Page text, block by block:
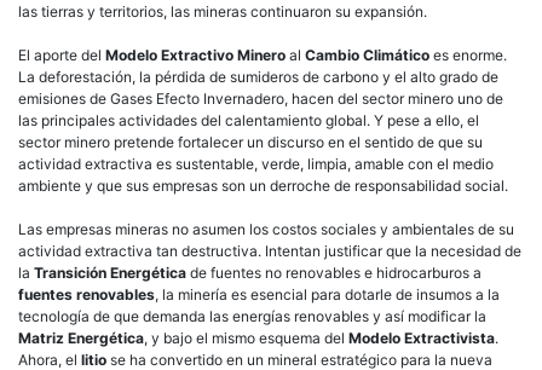
las tierras y territorios, las mineras continuaron su expansión.
El aporte del Modelo Extractivo Minero al Cambio Climático es enorme.
La deforestación, la pérdida de sumideros de carbono y el alto grado de
emisiones de Gases Efecto Invernadero, hacen del sector minero uno de
las principales actividades del calentamiento global. Y pese a ello, el
sector minero pretende fortalecer un discurso en el sentido de que su
actividad extractiva es sustentable, verde, limpia, amable con el medio
ambiente y que sus empresas son un derroche de responsabilidad social.
Las empresas mineras no asumen los costos sociales y ambientales de su
actividad extractiva tan destructiva. Intentan justificar que la necesidad de
la Transición Energética de fuentes no renovables e hidrocarburos a
fuentes renovables, la minería es esencial para dotarle de insumos a la
tecnología de que demanda las energías renovables y así modificar la
Matriz Energética, y bajo el mismo esquema del Modelo Extractivista.
Ahora, el litio se ha convertido en un mineral estratégico para la nueva